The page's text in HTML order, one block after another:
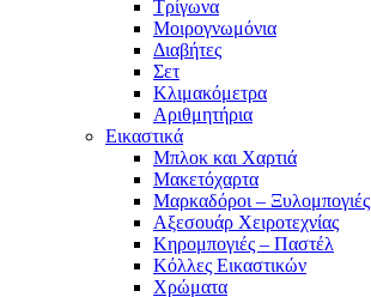
Τρίγωνα
Mοιρογνωμόνια
Διαβήτες
Σετ
Κλιμακόμετρα
Αριθμητήρια
Εικαστικά
Μπλοκ και Χαρτιά
Μακετόχαρτα
Μαρκαδόροι – Ξυλομπογιές
Αξεσουάρ Χειροτεχνίας
Κηρομπογιές – Παστέλ
Κόλλες Εικαστικών
Χρώματα